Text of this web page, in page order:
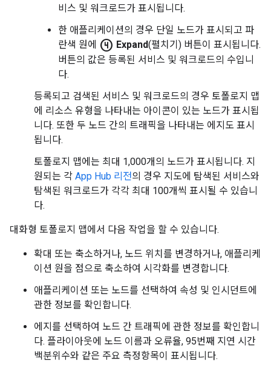
비스 및 워크로드가 표시됩니다.
한 애플리케이션의 경우 단일 노드가 표시되고 파
란색 원에
counter_4 Expand(펼치기) 버튼이 표시됩니다.
버튼의 값은 등록된 서비스 및 워크로드의 수입니
다.
등록되고 검색된 서비스 및 워크로드의 경우 토폴로지 맵
에 리소스 유형을 나타내는 아이콘이 있는 노드가 표시됩
니다. 또한 두 노드 간의 트래픽을 나타내는 에지도 표시
됩니다.
토폴로지 맵에는 최대 1,000개의 노드가 표시됩니다. 지
원되는 각 App Hub 리전의 경우 지도에 탐색된 서비스와
탐색된 워크로드가 각각 최대 100개씩 표시될 수 있습니
다.
대화형 토폴로지 맵에서 다음 작업을 할 수 있습니다.
확대 또는 축소하거나, 노드 위치를 변경하거나, 애플리케
이션 원을 점으로 축소하여 시각화를 변경합니다.
애플리케이션 또는 노드를 선택하여 속성 및 인시던트에
관한 정보를 확인합니다.
에지를 선택하여 노드 간 트래픽에 관한 정보를 확인합니
다. 플라이아웃에 노드 이름과 오류율, 95번째 지연 시간
백분위수와 같은 주요 측정항목이 표시됩니다.